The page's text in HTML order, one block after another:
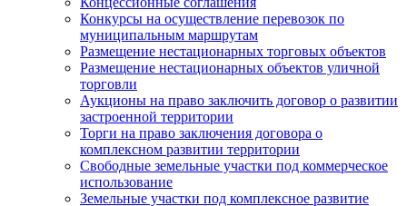
Конкурсы на осуществление перевозок по
муниципальным маршрутам
Размещение нестационарных торговых объектов
Размещение нестационарных объектов уличной
торговли
Аукционы на право заключить договор о развитии
застроенной территории
Торги на право заключения договора о
комплексном развитии территории
Свободные земельные участки под коммерческое
использование
Земельные участки под комплексное развитие